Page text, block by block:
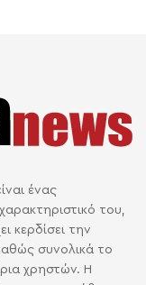
ένας
του,
κερδίσει την
συνολικά το
χρηστών. Η